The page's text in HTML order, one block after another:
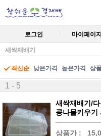
로그인 마이페이지
새싹재배기
최신순 낮은가격 높은가격 상
1 - 5
새싹재배기/
콩나물키우기
상품가 :